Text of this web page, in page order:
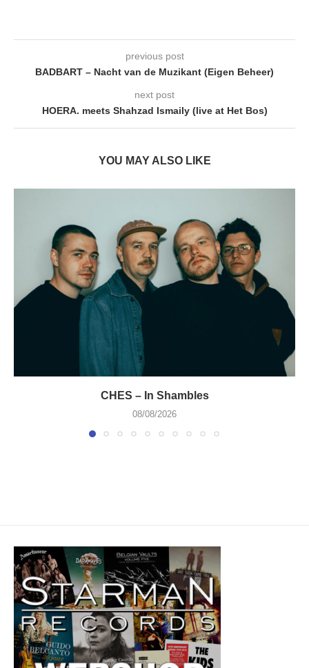
previous post
BADBART – Nacht van de Muzikant (Eigen Beheer)
next post
HOERA. meets Shahzad Ismaily (live at Het Bos)
YOU MAY ALSO LIKE
CHES – In Shambles
08/08/2026